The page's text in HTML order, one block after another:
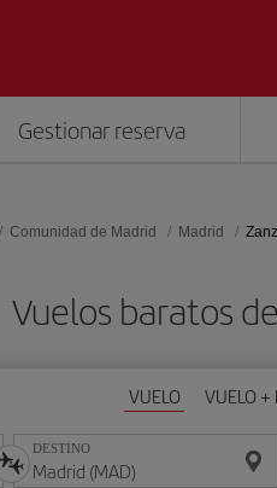
Gestionar reserva
Comunidad de Madrid Madrid
Vuelos baratos
VUELO VUELO +
DESTINO